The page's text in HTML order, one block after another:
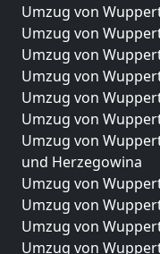
Umzug von
Umzug von
Umzug von
Umzug von
Umzug von
Umzug von
Umzug von
und Herzegowina
Umzug von
Umzug von
Umzug von
Umzug von